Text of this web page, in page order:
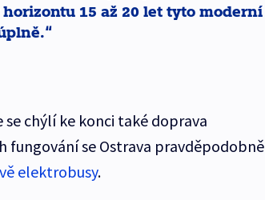
15 až 20 let tyto moderní
chýlí ke konci také doprava
fungování se Ostrava pravděpodobně
elektrobusy.